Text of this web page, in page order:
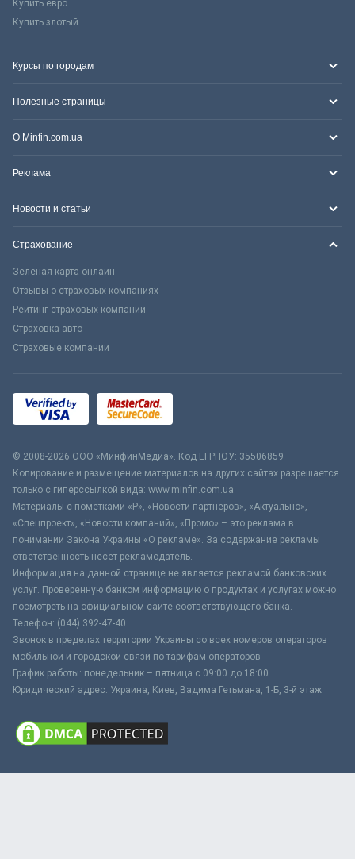
Купить евро
Купить злотый
Курсы по городам
Полезные страницы
О Minfin.com.ua
Реклама
Новости и статьи
Страхование
Зеленая карта онлайн
Отзывы о страховых компаниях
Рейтинг страховых компаний
Страховка авто
Страховые компании
© 2008-2026 ООО «МинфинМедиа». Код ЕГРПОУ: 35506859
Копирование и размещение материалов на других сайтах разрешается
только с гиперссылкой вида: www.minfin.com.ua
Материалы с пометками «Р», «Новости партнёров», «Актуально»,
«Спецпроект», «Новости компаний», «Промо» – это реклама в
понимании Закона Украины «О рекламе». За содержание рекламы
ответственность несёт рекламодатель.
Информация на данной странице не является рекламой банковских
услуг. Проверенную банком информацию о продуктах и услугах можно
посмотреть на официальном сайте соответствующего банка.
Телефон: (044) 392-47-40
Звонок в пределах территории Украины со всех номеров операторов
мобильной и городской связи по тарифам операторов
График работы: понедельник – пятница с 09:00 до 18:00
Юридический адрес: Украина, Киев, Вадима Гетьмана, 1-Б, 3-й этаж